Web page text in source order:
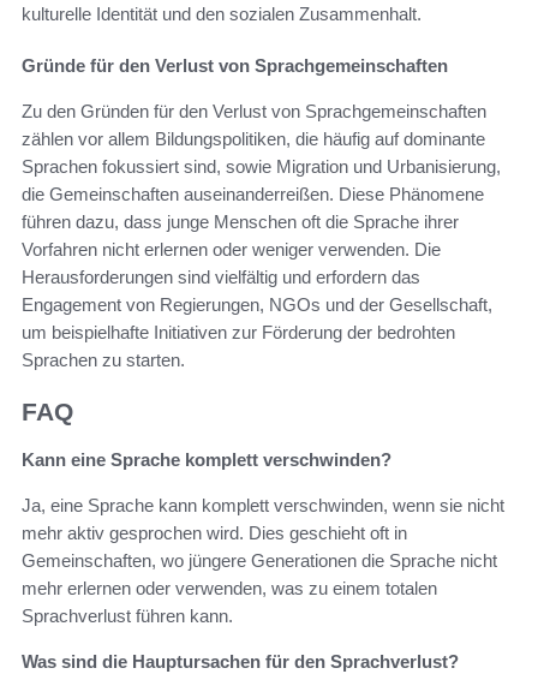
kulturelle Identität und den sozialen Zusammenhalt.
Gründe für den Verlust von Sprachgemeinschaften
Zu den Gründen für den Verlust von Sprachgemeinschaften
zählen vor allem Bildungspolitiken, die häufig auf dominante
Sprachen fokussiert sind, sowie Migration und Urbanisierung,
die Gemeinschaften auseinanderreißen. Diese Phänomene
führen dazu, dass junge Menschen oft die Sprache ihrer
Vorfahren nicht erlernen oder weniger verwenden. Die
Herausforderungen sind vielfältig und erfordern das
Engagement von Regierungen, NGOs und der Gesellschaft,
um beispielhafte Initiativen zur Förderung der bedrohten
Sprachen zu starten.
FAQ
Kann eine Sprache komplett verschwinden?
Ja, eine Sprache kann komplett verschwinden, wenn sie nicht
mehr aktiv gesprochen wird. Dies geschieht oft in
Gemeinschaften, wo jüngere Generationen die Sprache nicht
mehr erlernen oder verwenden, was zu einem totalen
Sprachverlust führen kann.
Was sind die Hauptursachen für den Sprachverlust?